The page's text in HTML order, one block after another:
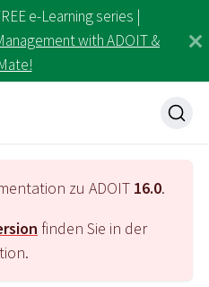
e-Learning series |
with ADOIT &
zu ADOIT 16.0.
finden Sie in der